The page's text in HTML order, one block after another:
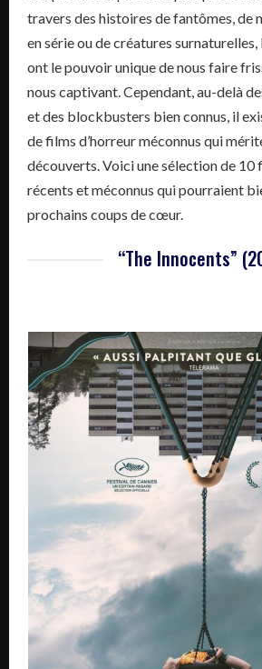
travers des histoires de fantômes, de
en série ou de créatures surnaturelles,
ont le pouvoir unique de nous faire
nous captivant. Cependant, au-delà
et des blockbusters bien connus, il
de films d’horreur méconnus qui
découverts. Voici une sélection de 10
récents et méconnus qui pourraient
prochains coups de cœur.
“The Innocents”